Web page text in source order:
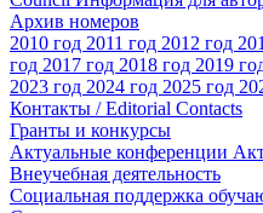
Архив номеров
2010 год 2011 год 2012 год
год 2017 год 2018 год 2019
2023 год 2024 год 2025 год
Контакты / Editorial Contacts
Гранты и конкурсы
Актуальные конференции
Внеучебная деятельность
Социальная поддержка